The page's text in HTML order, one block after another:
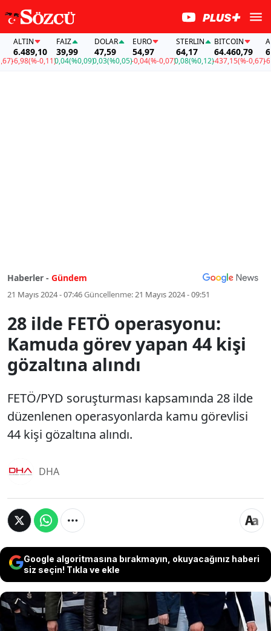
ALTIN
6.489,10
(%-0,11)
FAİZ
39,99
0,04(%0,09)
DOLAR
47,59
0,03(%0,05)
EURO
54,97
-0,04(%-0,07)
STERLIN
64,17
0,08(%0,12)
BITCOIN
64.460,79
-437,15(%-0,67)-6,98
Haberler - Gündem
21 Mayıs 2024 - 07:46Güncellenme:21 Mayıs 2024 - 09:51
28 ilde FETÖ operasyonu:
Kamuda görev yapan 44 kişi
gözaltına alındı
FETÖ/PYD soruşturması kapsamında 28 ilde
düzenlenen operasyonlarda kamu görevlisi
44 kişi gözaltına alındı.
DHA
Google algoritmasına bırakmayın, okuyacağınız haberi
siz seçin! Tıkla ve ekle